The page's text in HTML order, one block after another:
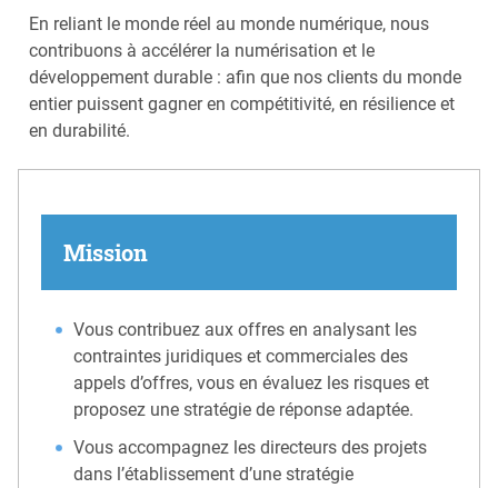
En reliant le monde réel au monde numérique, nous
contribuons à accélérer la numérisation et le
développement durable : afin que nos clients du monde
entier puissent gagner en compétitivité, en résilience et
en durabilité.
Mission
Vous contribuez aux offres en analysant les
contraintes juridiques et commerciales des
appels d’offres, vous en évaluez les risques et
proposez une stratégie de réponse adaptée.
Vous accompagnez les directeurs des projets
dans l’établissement d’une stratégie